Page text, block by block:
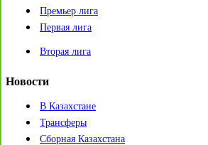
Премьер лига
Первая лига
Вторая лига
Новости
В Казахстане
Трансферы
Сборная Казахстана